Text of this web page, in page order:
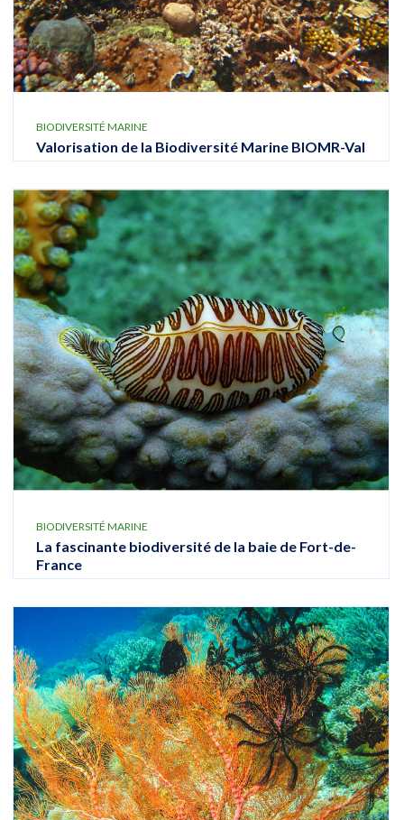
BIODIVERSITÉ MARINE
Valorisation de la Biodiversité Marine BIOMR-Val
BIODIVERSITÉ MARINE
La fascinante biodiversité de la baie de Fort-de-
France